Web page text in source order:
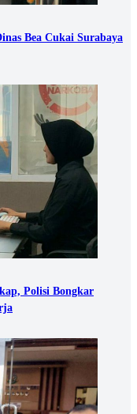
Bea Cukai Surabaya
Polisi Bongkar